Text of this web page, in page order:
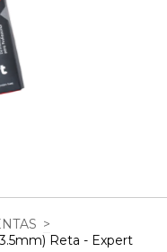
>
Reta - Expert